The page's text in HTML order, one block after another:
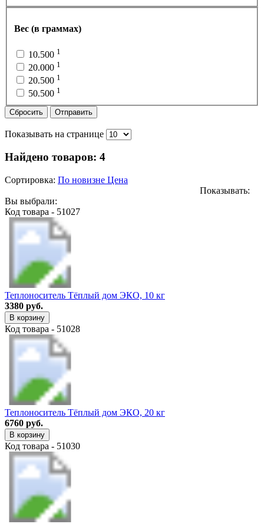
Вес (в граммах)
10.500 1
20.000 1
20.500 1
50.500 1
Сбросить Отправить
Показывать на странице
Найдено товаров: 4
Сортировка: По новизне Цена
Показывать:
Вы выбрали:
Код товара - 51027
Теплоноситель Тёплый дом ЭКО, 10 кг
3380 руб.
В корзину
Код товара - 51028
Теплоноситель Тёплый дом ЭКО, 20 кг
6760 руб.
В корзину
Код товара - 51030